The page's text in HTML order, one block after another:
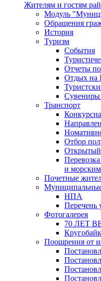
Жителям и гостям
Модуль
Обращения
История
Туризм
События
Отчеты
Отдых на
Транспорт
Отбор
Открытый
и
Почетные
НПА
Перечень
Фотогалерея
70 ЛЕТ
Поощрения от